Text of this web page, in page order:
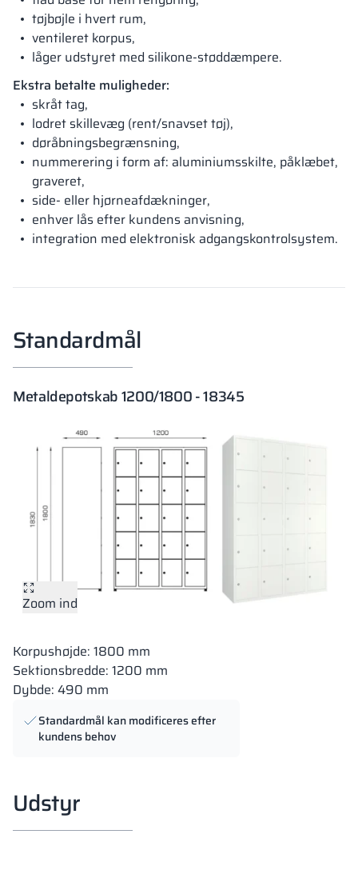
tøjbøjle i hvert rum,
ventileret korpus,
låger udstyret med silikone-støddæmpere.
Ekstra betalte muligheder:
skråt tag,
lodret skillevæg (rent/snavset tøj),
døråbningsbegrænsning,
nummerering i form af: aluminiumsskilte, påklæbet,
graveret,
side- eller hjørneafdækninger,
enhver lås efter kundens anvisning,
integration med elektronisk adgangskontrolsystem.
Standardmål
Metaldepotskab 1200/1800 - 18345
Zoom ind
Korpushøjde: 1800 mm
Sektionsbredde: 1200 mm
Dybde: 490 mm
Standardmål kan modificeres efter
kundens behov
Udstyr